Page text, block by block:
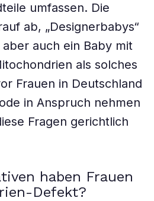
umfassen. Die
ab, „Designerbabys“
auch ein Baby mit
als solches
Frauen in Deutschland
in Anspruch nehmen
Fragen gerichtlich
haben Frauen
Defekt?